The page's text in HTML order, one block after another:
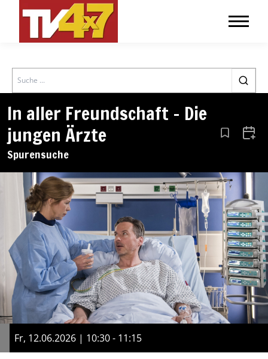
Search
In aller Freundschaft – Die
jungen Ärzte
Spurensuche
Aus den
Fr, 12.06.2026 | 10:30 - 11:15